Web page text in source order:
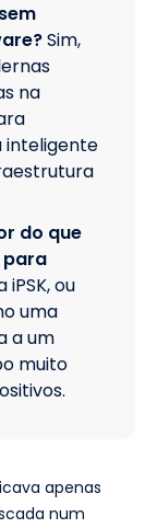
Sim,
na
inteligente
do que
iPSK, ou
uma
a um
muito
apenas
num